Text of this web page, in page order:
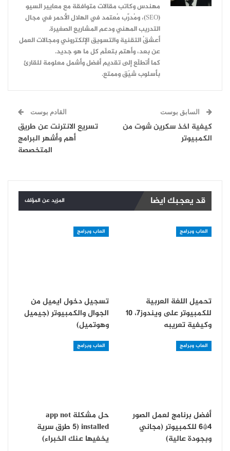
مهندس وكاتب مقالات متوافقة مع معايير السيو
(SEO)، ومُدرِّب مُعتمد في الهلال الأحمر في مجال
التدريب المهني ودعم المشاريع الصغيرة.
أعشقُ التقنية والتسويق الإلكتروني ومجالات العمل
عن بعد، وأهتم بتعلّم كل ما هو جديد.
كما أتطلّع إلى تقديم أفضل وأشمل معلومة للقارئ
بأسلوب شيّق وممتع.
السابق بوست
كيفية اخذ سكرين شوت من
الكمبيوتر
القادم بوست
تسريع الانترنت عن طريق
أهم وأشهر البرامج
المتخصصة
قد يعجبك ايضا المزيد عن المؤلف
العاب وبرامج
تحميل اللغة العربية
للكمبيوتر على ويندوز7، 10
وكيفية تعريبه
العاب وبرامج
تسجيل دخول ايميل من
الجوال والكمبيوتر (جيميل
وهوتميل)
العاب وبرامج
أفضل برنامج لعمل الصور
4*6 للكمبيوتر (مجاني
وبجودة عالية)
العاب وبرامج
حل مشكلة app not
installed (5 طرق سرية
يخفيها عنك الخبراء)